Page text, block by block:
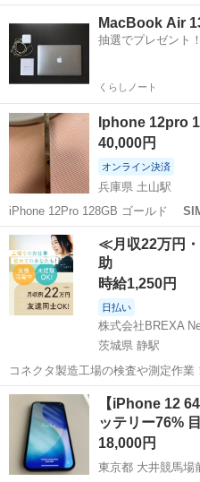
大丈夫です…高崎市 群馬総社駅
MacBook Air
抽選でプレゼント
くらしノート
Iphone 12pro
40,000円
オンライン決済
兵庫県 土山駅
iPhone 12Pro 128GB ゴールド
近い色味をしています。側面は光沢のある金
ありがとうございま
兵庫 明石市 土山駅 その
≪月収22万円
助
時給1,250円
日払い
株式会社BREXA
茨城県 静駅
コネクタ製造工場の検査や測定作
日128日★クリーンルーム内作業★
★就業先食堂利用可！日払い制度あり
工場のお仕事 ◇コネクタ製造工...
茨城 常陸大宮市
【iPhone 12
ッテリー76%
18,000円
東京都 大井競馬場